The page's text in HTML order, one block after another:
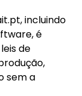
incluindo
é
de
sem a